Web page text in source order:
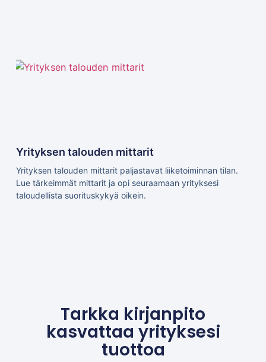
Yrityksen talouden mittarit
Yrityksen talouden mittarit paljastavat liiketoiminnan tilan.
Lue tärkeimmät mittarit ja opi seuraamaan yrityksesi
taloudellista suorituskykyä oikein.
Tarkka kirjanpito
kasvattaa yrityksesi
tuottoa